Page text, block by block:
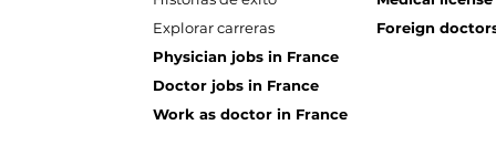
Explorar carreras
Physician jobs in France
Doctor jobs in France
Work as doctor in France
Foreign